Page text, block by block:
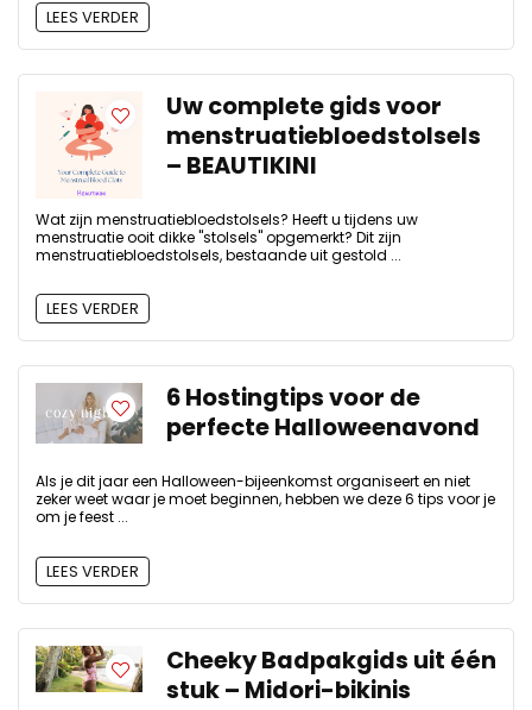
LEES VERDER
Uw complete gids voor
menstruatiebloedstolsels
– BEAUTIKINI
Wat zijn menstruatiebloedstolsels? Heeft u tijdens uw
menstruatie ooit dikke "stolsels" opgemerkt? Dit zijn
menstruatiebloedstolsels, bestaande uit gestold ...
LEES VERDER
6 Hostingtips voor de
perfecte Halloweenavond
Als je dit jaar een Halloween-bijeenkomst organiseert en niet
zeker weet waar je moet beginnen, hebben we deze 6 tips voor je
om je feest ...
LEES VERDER
Cheeky Badpakgids uit één
stuk – Midori-bikinis